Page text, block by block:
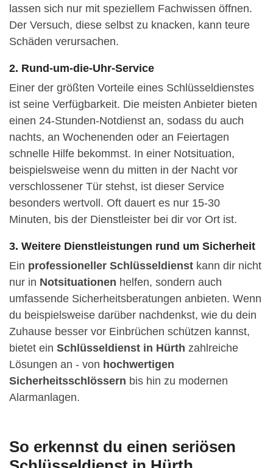
lassen sich nur mit speziellem Fachwissen öffnen.
Der Versuch, diese selbst zu knacken, kann teure
Schäden verursachen.
2. Rund-um-die-Uhr-Service
Einer der größten Vorteile eines Schlüsseldienstes
ist seine Verfügbarkeit. Die meisten Anbieter bieten
einen 24-Stunden-Notdienst an, sodass du auch
nachts, an Wochenenden oder an Feiertagen
schnelle Hilfe bekommst. In einer Notsituation,
beispielsweise wenn du mitten in der Nacht vor
verschlossener Tür stehst, ist dieser Service
besonders wertvoll. Oft dauert es nur 15-30
Minuten, bis der Dienstleister bei dir vor Ort ist.
3. Weitere Dienstleistungen rund um Sicherheit
Ein professioneller Schlüsseldienst kann dir nicht
nur in Notsituationen helfen, sondern auch
umfassende Sicherheitsberatungen anbieten. Wenn
du beispielsweise darüber nachdenkst, wie du dein
Zuhause besser vor Einbrüchen schützen kannst,
bietet ein Schlüsseldienst in Hürth zahlreiche
Lösungen an - von hochwertigen
Sicherheitsschlössern bis hin zu modernen
Alarmanlagen.
So erkennst du einen seriösen